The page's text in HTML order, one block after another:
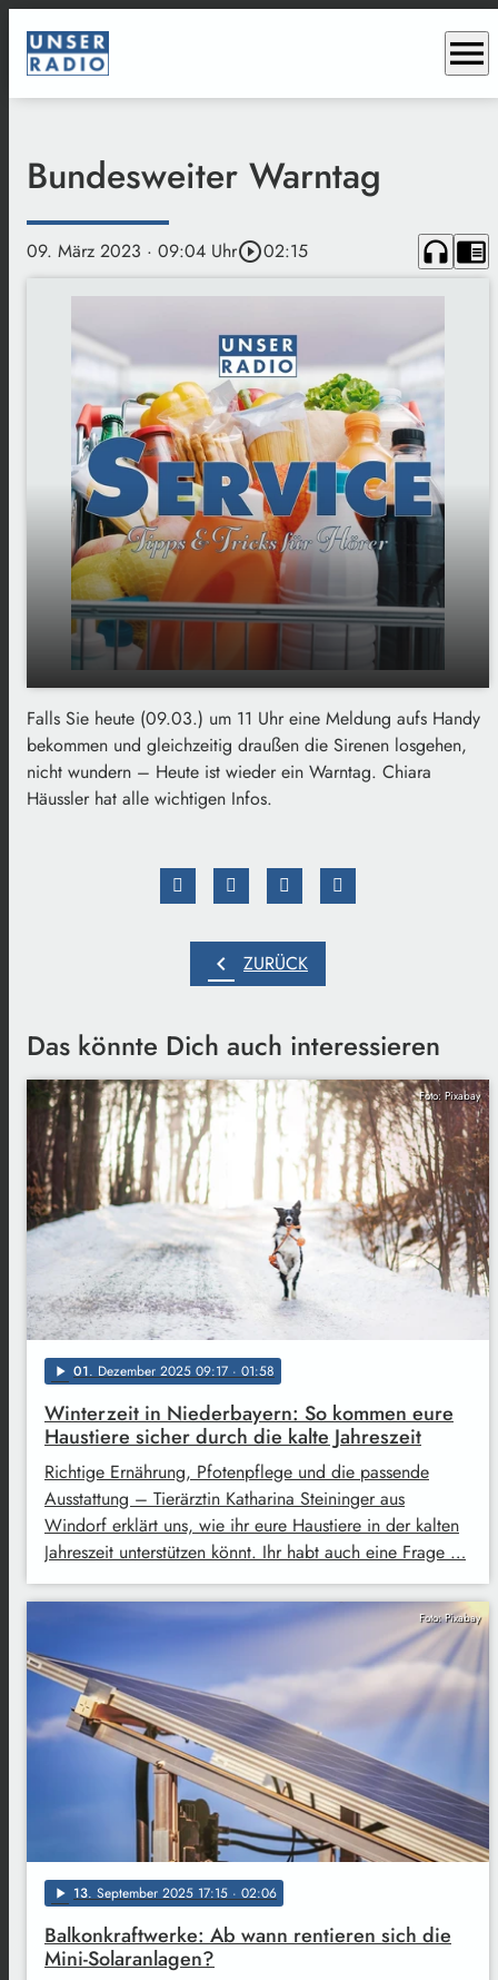
menu
Bundesweiter Warntag
09. März 2023 · 09:04 Uhrplay_circle_outline02:15 headphones chrome_reader_mode
play_arrow Bundesweiter Warntag
00:00 02:15
Falls Sie heute (09.03.) um 11 Uhr eine Meldung aufs Handy
bekommen und gleichzeitig draußen die Sirenen losgehen,
nicht wundern – Heute ist wieder ein Warntag. Chiara
Häussler hat alle wichtigen Infos.
chevron_left ZURÜCK
Das könnte Dich auch interessieren
Foto: Pixabay
play_arrow 01. Dezember 2025 09:17 · 01:58
Winterzeit in Niederbayern: So kommen eure
Haustiere sicher durch die kalte Jahreszeit
Richtige Ernährung, Pfotenpflege und die passende
Ausstattung – Tierärztin Katharina Steininger aus
Windorf erklärt uns, wie ihr eure Haustiere in der kalten
Jahreszeit unterstützen könnt. Ihr habt auch eine Frage …
Foto: Pixabay
play_arrow 13. September 2025 17:15 · 02:06
Balkonkraftwerke: Ab wann rentieren sich die
Mini-Solaranlagen?